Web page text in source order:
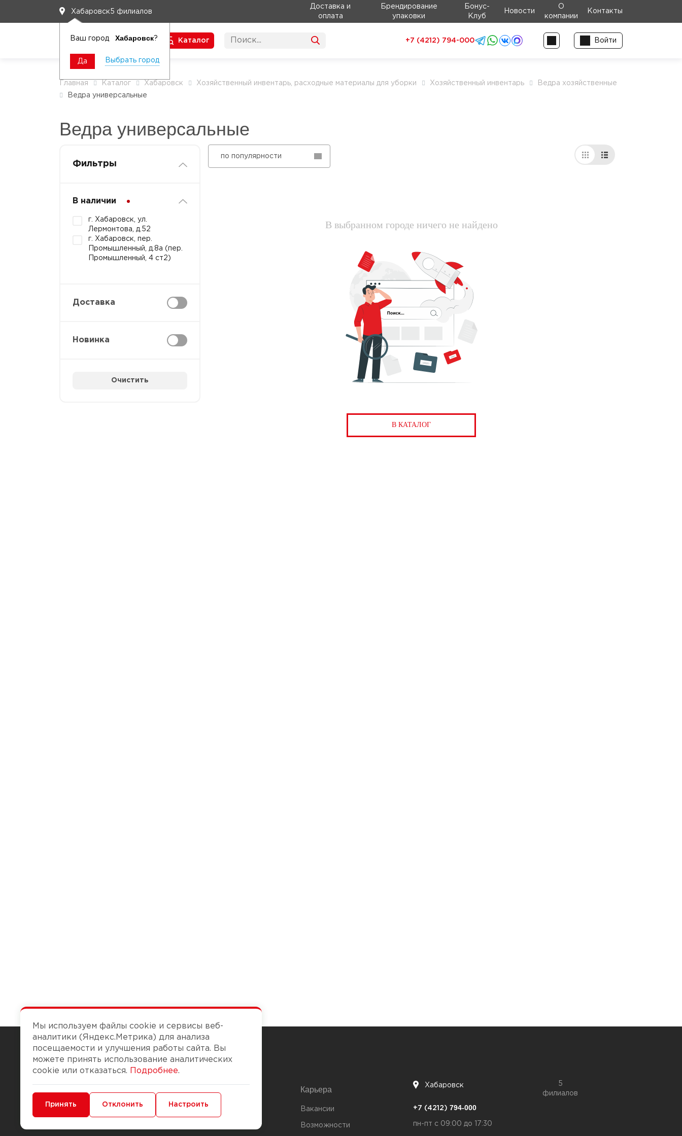
Хабаровск5 филиалов
Ваш город Хабаровск?
Да Выбрать город
Доставка и
оплата
Брендирование
упаковки
Бонус-
Клуб
Новости
О
компании
Контакты
Каталог +7 (4212) 794-000 Войти
Главная Каталог Хабаровск Хозяйственный инвентарь, расходные материалы для уборки Хозяйственный инвентарь
Ведра хозяйственные
Ведра универсальные
Ведра универсальные
Фильтры
В наличии
г. Хабаровск, ул.
Лермонтова, д.52
г. Хабаровск, пер.
Промышленный, д.8а (пер.
Промышленный, 4 ст2)
Доставка
Новинка
Очистить
по популярности
В выбранном городе ничего не найдено
В КАТАЛОГ
Чтобы вам легко работалось
Доставка и оплата
Карьера
Вакансии
Возможности
Хабаровск
5
филиалов
+7 (4212) 794-000
пн-пт с 09:00 до 17:30
Мы используем файлы cookie и сервисы веб-
аналитики (Яндекс.Метрика) для анализа
посещаемости и улучшения работы сайта. Вы
можете принять использование аналитических
cookie или отказаться.
Подробнее.
Минимальные Функциональные/Аналитические
Принять Отклонить Настроить